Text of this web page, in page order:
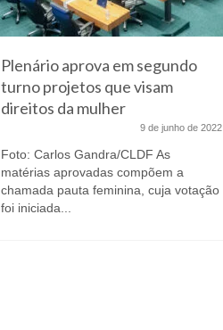
Plenário aprova em segundo
turno projetos que visam
direitos da mulher
9 de junho de 2022
Foto: Carlos Gandra/CLDF As
matérias aprovadas compõem a
chamada pauta feminina, cuja votação
foi iniciada...